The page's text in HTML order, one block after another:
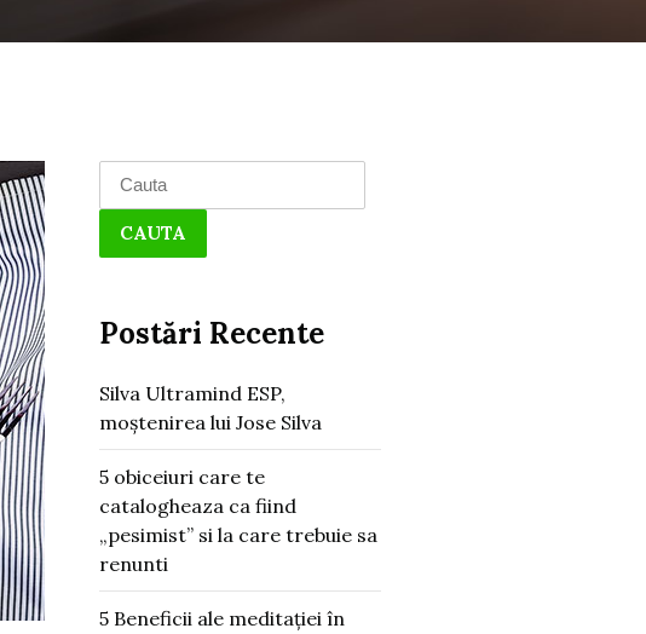
Search
for:
Postări Recente
Silva Ultramind ESP,
moștenirea lui Jose Silva
5 obiceiuri care te
catalogheaza ca fiind
„pesimist” si la care trebuie sa
renunti
5 Beneficii ale meditației în